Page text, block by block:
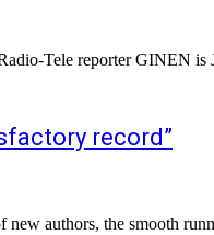
Tele reporter GINEN
record”
new authors, the smooth